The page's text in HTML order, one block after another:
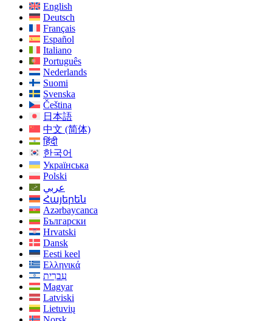
English
Deutsch
Français
Español
Italiano
Português
Nederlands
Suomi
Svenska
Čeština
日本語
中文 (简体)
हिंदी
한국어
Українська
Polski
عربي
Հայերեն
Azərbaycanca
Български
Hrvatski
Dansk
Eesti keel
Ελληνικά
עִברִית
Magyar
Latviski
Lietuvių